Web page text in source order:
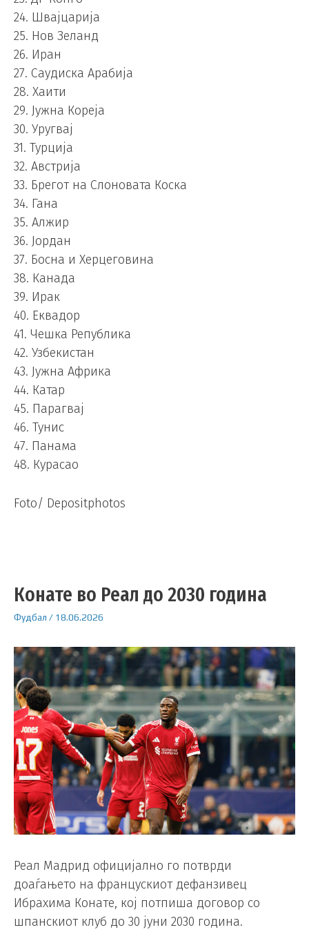
24. Швајцарија
25. Нов Зеланд
26. Иран
27. Саудиска Арабија
28. Хаити
29. Јужна Кореја
30. Уругвај
31. Турција
32. Австрија
33. Брегот на Слоновата Коска
34. Гана
35. Алжир
36. Јордан
37. Босна и Херцеговина
38. Канада
39. Ирак
40. Еквадор
41. Чешка Република
42. Узбекистан
43. Јужна Африка
44. Катар
45. Парагвај
46. Тунис
47. Панама
48. Курасао
Foto/ Depositphotos
Конате во Реал до 2030 година
Фудбал / 18.06.2026
Реал Мадрид официјално го потврди
доаѓањето на францускиот дефанзивец
Ибрахима Конате, кој потпиша договор со
шпанскиот клуб до 30 јуни 2030 година.